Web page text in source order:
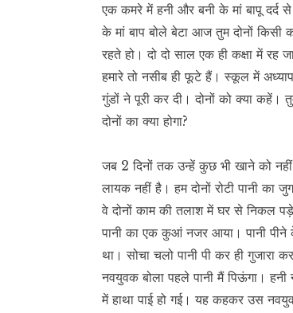
एक कमरे में हनी और बनी के मां बापू दर्द
के मां बाप बोले बेटा आज तुम दोनों किसी
रहते हो। दो दो साल एक ही कक्षा में रह
हमारे तो नसीब ही फूटे हैं। स्कूल में
गुंडों ने पूरी कर दी। दोनों को क्या कहें।
दोनों का क्या होगा?
जब 2 दिनों तक उन्हें कुछ भी खाने को
लायक नहीं है। हम दोनों रोटी पानी का
वे दोनों काम की तलाश में घर से निकल
पानी का एक कुआं नजर आया। पानी
था। सोचा चलो पानी पी कर ही गुजारा
नवयुवक बोला पहले पानी मैं पिऊंगा।
में हाथा पाई हो गई। यह कहकर उस